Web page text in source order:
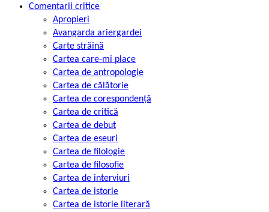
Comentarii critice
Apropieri
Avangarda ariergardei
Carte străină
Cartea care-mi place
Cartea de antropologie
Cartea de călătorie
Cartea de corespondență
Cartea de critică
Cartea de debut
Cartea de eseuri
Cartea de filologie
Cartea de filosofie
Cartea de interviuri
Cartea de istorie
Cartea de istorie literară